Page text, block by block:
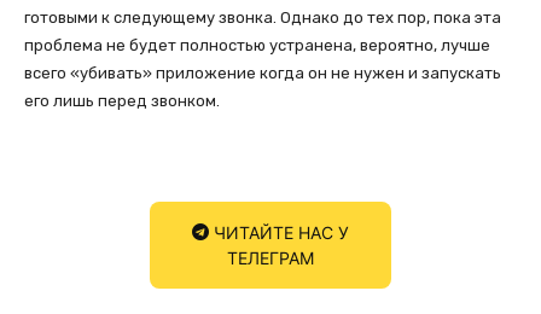
готовыми к следующему звонка. Однако до тех пор, пока эта
проблема не будет полностью устранена, вероятно, лучше
всего «убивать» приложение когда он не нужен и запускать
его лишь перед звонком.
ЧИТАЙТЕ НАС У
ТЕЛЕГРАМ